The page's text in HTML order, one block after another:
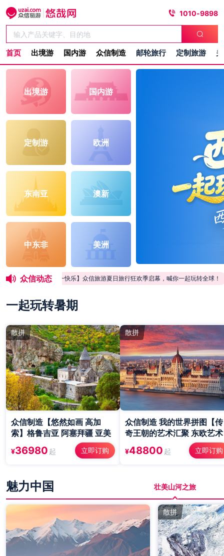
1010-9898
首页 出境游 国内游 众信制造 邮轮旅行 定制旅游
出境游 国内游
定制游 欧洲
东南亚 澳新
中东非 美洲
众信动态
~ 【六一快乐】众信旅游夏日旅行狂欢季启幕，喊你一起玩转全球！
一起玩转暑期
散拼
众信制造【悠然如画 高加
索】格鲁吉亚 阿塞拜疆 亚美
尼亚18/19日
¥36980 起 立即订购
散拼
众信制造 我的世界拼图【传
奇王朝的艺术汇聚 东欧艺术
鉴赏】匈牙利 斯洛伐克 捷
奥地利16日
¥48800 起 立即订购
魅力中国 壮美山河之旅
散拼